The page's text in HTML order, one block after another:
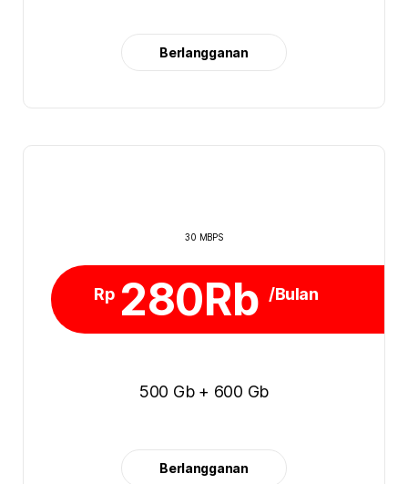
Berlangganan
30 MBPS
Rp 280Rb /Bulan
500 Gb + 600 Gb
Berlangganan